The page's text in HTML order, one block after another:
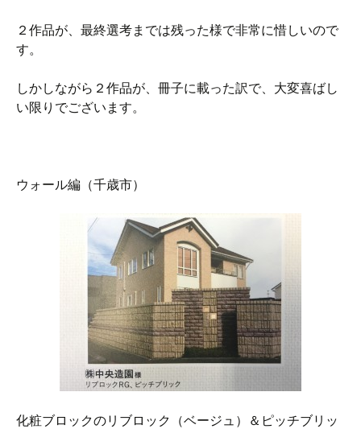
２作品が、最終選考までは残った様で非常に惜しいので
す。
しかしながら２作品が、冊子に載った訳で、大変喜ばし
い限りでございます。
ウォール編（千歳市）
化粧ブロックのリブロック（ベージュ）＆ピッチブリッ